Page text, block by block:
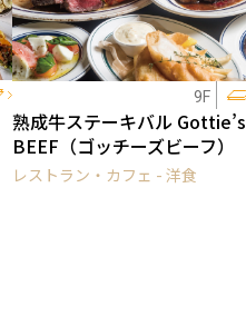
9F
熟成牛ステーキバル Gottie’s
BEEF（ゴッチーズビーフ）
レストラン・カフェ - 洋食